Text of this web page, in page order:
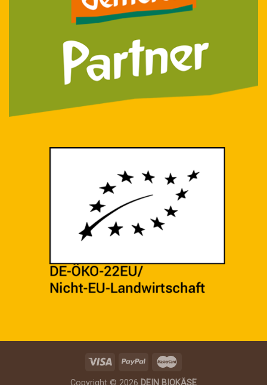
Copyright © 2026 DEIN BIOKÄSE